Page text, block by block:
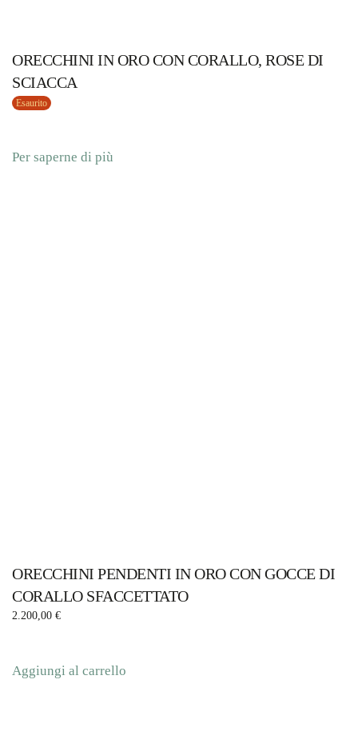
ORECCHINI IN ORO CON CORALLO, ROSE DI
SCIACCA
Esaurito
Per saperne di più
ORECCHINI PENDENTI IN ORO CON GOCCE DI
CORALLO SFACCETTATO
2.200,00 €
Aggiungi al carrello